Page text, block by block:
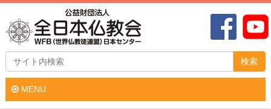
検索
MENU